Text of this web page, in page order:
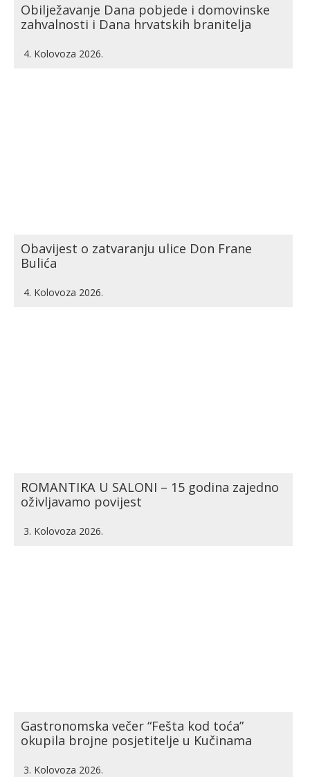
Obilježavanje Dana pobjede i domovinske
zahvalnosti i Dana hrvatskih branitelja
4. Kolovoza 2026.
Obavijest o zatvaranju ulice Don Frane
Bulića
4. Kolovoza 2026.
ROMANTIKA U SALONI – 15 godina zajedno
oživljavamo povijest
3. Kolovoza 2026.
Gastronomska večer “Fešta kod toća”
okupila brojne posjetitelje u Kučinama
3. Kolovoza 2026.